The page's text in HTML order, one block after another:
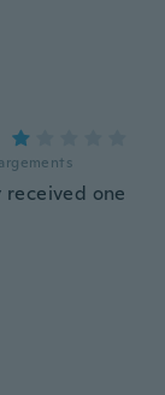
one